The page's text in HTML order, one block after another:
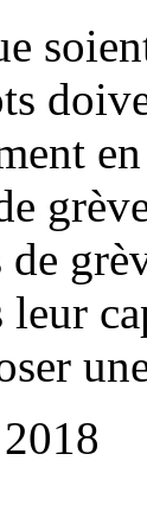
de
leur